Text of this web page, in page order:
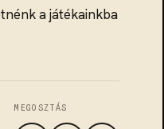
a játékainkba
MEGOSZTÁS